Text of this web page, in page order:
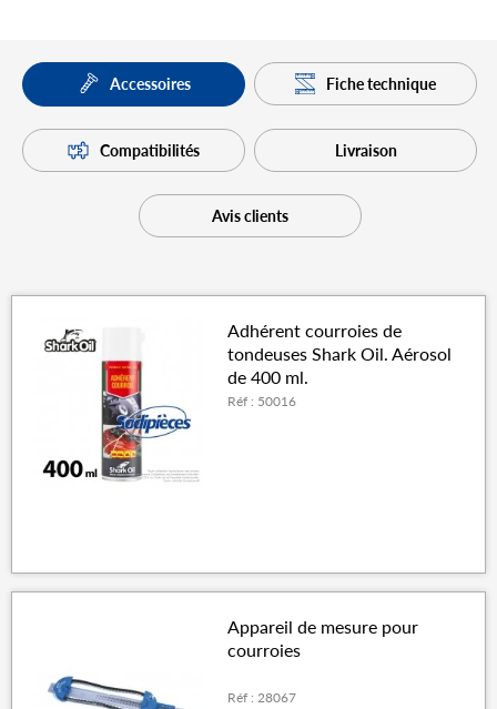
Accessoires Fiche technique
Compatibilités Livraison
Avis clients
Adhérent courroies de
tondeuses Shark Oil. Aérosol
de 400 ml.
Réf : 50016
Appareil de mesure pour
courroies
Réf : 28067